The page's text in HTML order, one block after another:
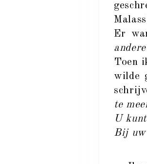
Er
andere
Toen
wilde
te
U
Bij uw